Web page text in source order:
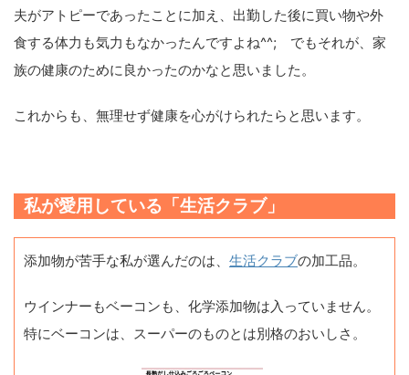
夫がアトピーであったことに加え、出勤した後に買い物や外
食する体力も気力もなかったんですよね^^; でもそれが、家
族の健康のために良かったのかなと思いました。
これからも、無理せず健康を心がけられたらと思います。
私が愛用している「生活クラブ」
添加物が苦手な私が選んだのは、 生活クラブの加工品。
ウインナーもベーコンも、化学添加物は入っていません。
特にベーコンは、スーパーのものとは別格のおいしさ。